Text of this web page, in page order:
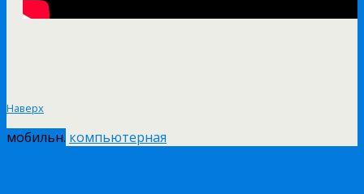
Наверх
мобильн. компьютерная